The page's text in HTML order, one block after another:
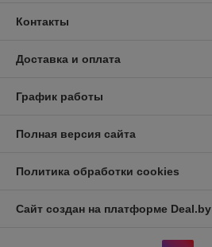
Контакты
Доставка и оплата
График работы
Полная версия сайта
Политика обработки cookies
Сайт создан на платформе Deal.by